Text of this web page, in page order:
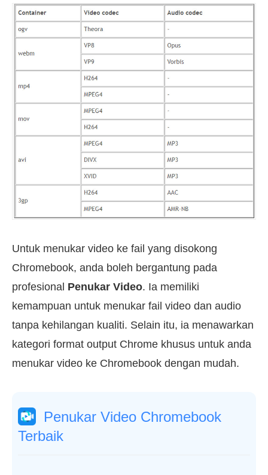
Untuk menukar video ke fail yang disokong
Chromebook, anda boleh bergantung pada
profesional Penukar Video. Ia memiliki
kemampuan untuk menukar fail video dan audio
tanpa kehilangan kualiti. Selain itu, ia menawarkan
kategori format output Chrome khusus untuk anda
menukar video ke Chromebook dengan mudah.
Penukar Video Chromebook
Terbaik